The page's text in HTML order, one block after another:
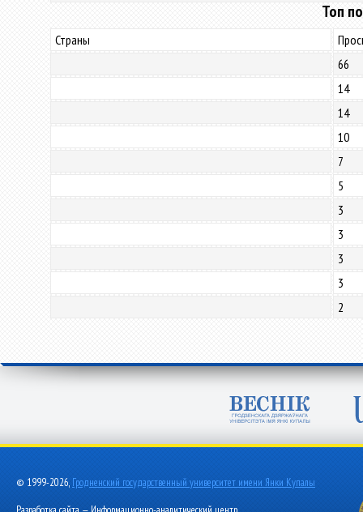
Топ
Страны
66
14
14
10
7
5
3
3
3
3
2
© 1999-2026, Гродненский государственный университет имени Янки Купалы